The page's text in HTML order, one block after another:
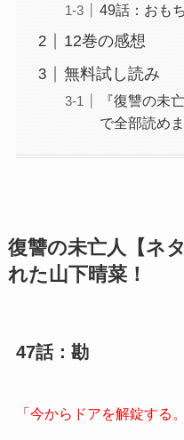
49話：おも
12巻の感想
無料試し読み
『復讐の未
で全部読め
復讐の未亡人【ネ
れた山下晴菜！
47話：勘
「今からドアを解錠する。